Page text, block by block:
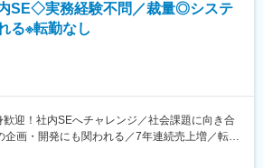
】
意しているため職種未経験＆技術的な知識が
上りが可能となっております。
の採用です。就業態度に問題がなければ原則
トップクラスシェアを誇る優良企業の正社員と
能です。（登用率98%、試験やノルマなし）
スのIoT製品や医療システムに触れる事が可能で
キルだけでなく薬局運営コンサルティングのス
内SE◇実務経験不問／裁量◎システ
る※転勤なし
歓迎！社内SEへチャレンジ／社会課題に向き合
企画・開発にも関われる／7年連続売上増／転勤